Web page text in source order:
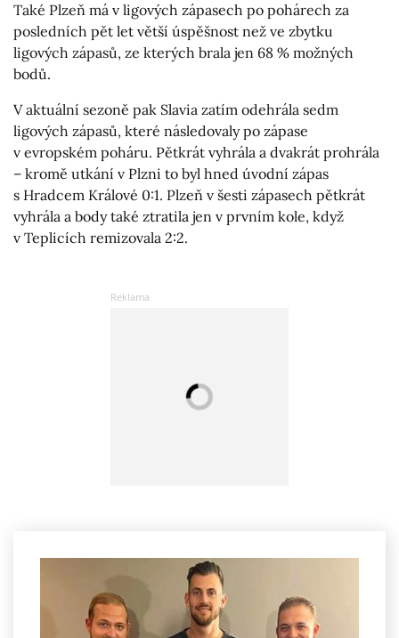
Také Plzeň má v ligových zápasech po pohárech za
posledních pět let větší úspěšnost než ve zbytku
ligových zápasů, ze kterých brala jen 68 % možných
bodů.
V aktuální sezoně pak Slavia zatím odehrála sedm
ligových zápasů, které následovaly po zápase
v evropském poháru. Pětkrát vyhrála a dvakrát prohrála
– kromě utkání v Plzni to byl hned úvodní zápas
s Hradcem Králové 0:1. Plzeň v šesti zápasech pětkrát
vyhrála a body také ztratila jen v prvním kole, když
v Teplicích remizovala 2:2.